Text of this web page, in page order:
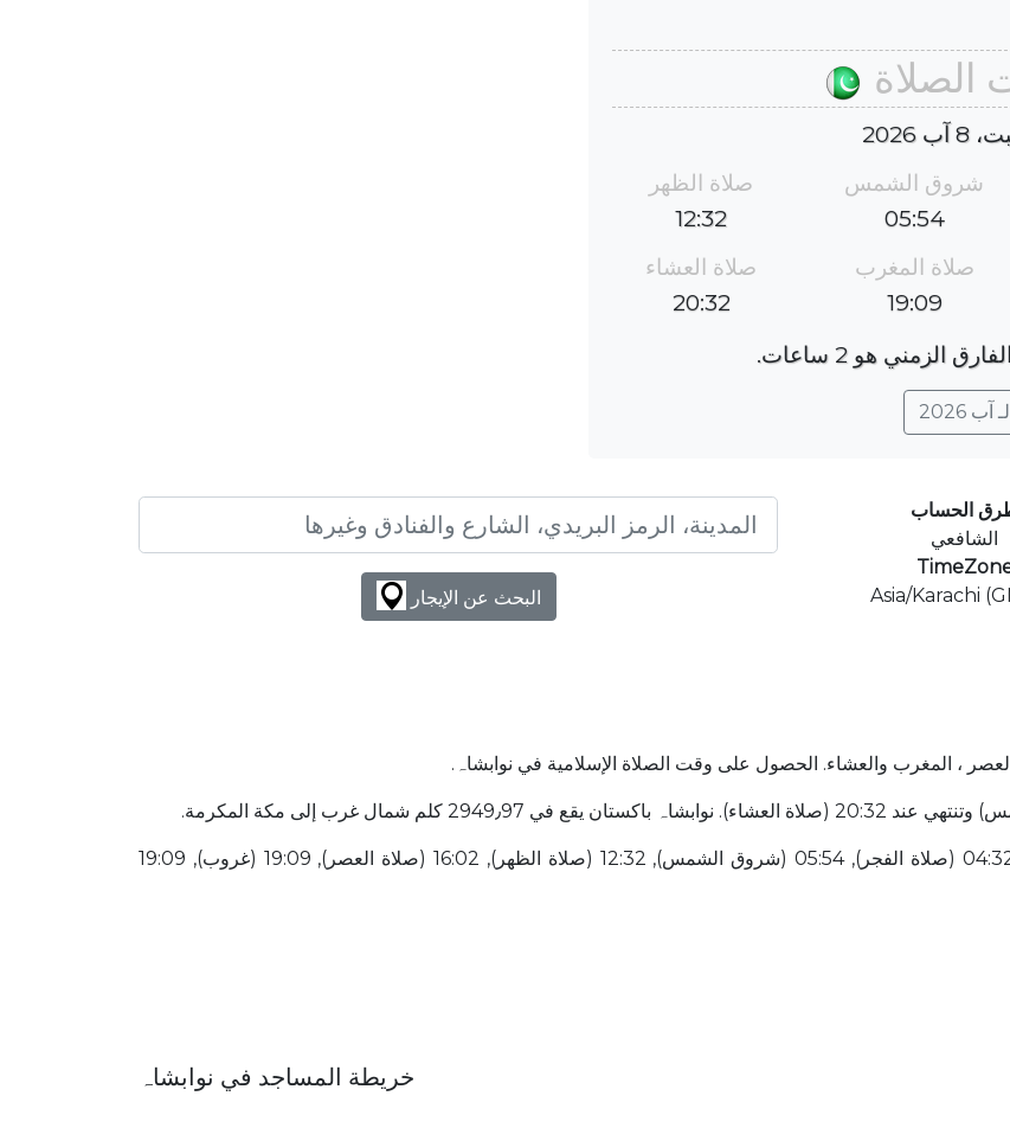
الصلاة
شروق الشمس
05:54
صلاة الظهر
12:32
صلاة المغرب
19:09
صلاة العشاء
20:32
2026
الحساب
الشافعي
Asia/Karachi
البحث عن الإيجار
، المغرب والعشاء. الحصول على وقت الصلاة الإسلامية في نوابشاہ.
قائمة أوقات الصلاة لهذا اليوم 04:22 (شروق الشمس), 04:32 (صلاة الفجر), 05:54 (شروق الشمس), 12:32 (صلاة الظهر), 16:02 (صلاة العصر), 19:09 (غروب), 19:09
خريطة المساجد في نوابشاہ